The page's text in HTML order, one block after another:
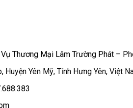
Thương Mại Lâm Trường Phát –
Huyện Yên Mỹ, Tỉnh Hưng Yên, Việt